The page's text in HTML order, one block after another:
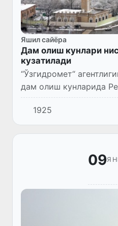
Яшил сайёра
Дам олиш кунлари
кузатилади
“Ўзгидромет“
дам олиш кунларида
ёғингарчиликсиз кам
кузатилади. Ҳарорат
кундузи +5…+11
1925
09